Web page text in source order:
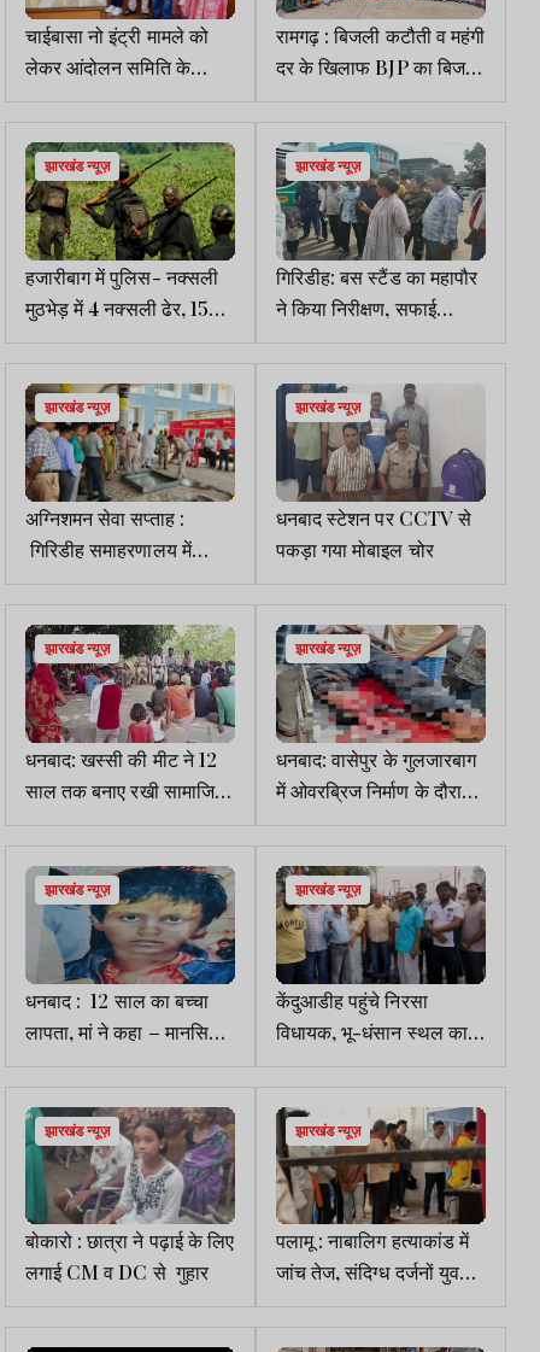
चाईबासा नो इंट्री मामले को
लेकर आंदोलन समिति के
प्रतिनिधियों ने राज्यपाल से की
मुलाकात
रामगढ़ : बिजली कटौती व महंगी
दर के खिलाफ BJP का बिजली
ऑफिस घेराव
झारखंड न्यूज़
हजारीबाग में पुलिस- नक्सली
मुठभेड़ में 4 नक्सली ढेर, 15
लाख का इनामी सहदेव सोरेन
भी मारा गया
झारखंड न्यूज़
गिरिडीह: बस स्टैंड का महापौर
ने किया निरीक्षण, सफाई
व्यवस्था के दिए निर्देश
झारखंड न्यूज़
अग्निशमन सेवा सप्ताह :
गिरिडीह समाहरणालय में
मॉकड्रिल, बताए गए आग से
बचाव के तरीके
झारखंड न्यूज़
धनबाद स्टेशन पर CCTV से
पकड़ा गया मोबाइल चोर
झारखंड न्यूज़
धनबाद: खस्सी की मीट ने 12
साल तक बनाए रखी सामाजिक
दूरी, पुलिस की पहल से
भाईचारा कायम
झारखंड न्यूज़
धनबाद: वासेपुर के गुलजारबाग
में ओवरब्रिज निर्माण के दौरान
हादसा, मजदूर घायल
झारखंड न्यूज़
धनबाद : 12 साल का बच्चा
लापता, मां ने कहा – मानसिक
रूप से है कमजोर
झारखंड न्यूज़
केंदुआडीह पहुंचे निरसा
विधायक, भू-धंसान स्थल का
किया निरीक्षण, BCCL को
ठहराया जिम्मेदार
झारखंड न्यूज़
बोकारो : छात्रा ने पढ़ाई के लिए
लगाई CM व DC से गुहार
झारखंड न्यूज़
पलामू : नाबालिग हत्याकांड में
जांच तेज, संदिग्ध दर्जनों युवकों
की कराई गई मेडिकल जांच